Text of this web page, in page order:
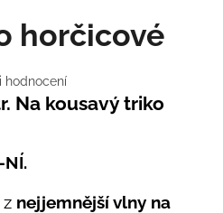
hodnocení
horčicové
Na kousavý triko
NÍ.
nejjemnější vlny na